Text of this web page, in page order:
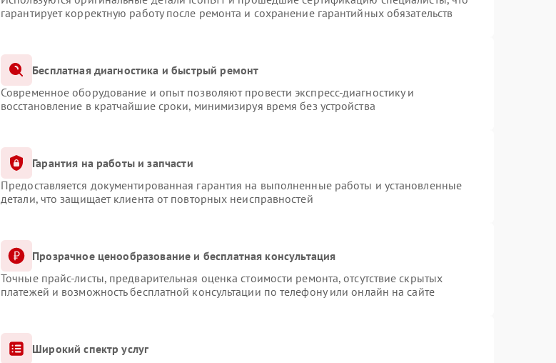
гарантирует корректную работу после ремонта и сохранение гарантийных обязательств
Бесплатная диагностика и быстрый ремонт
Современное оборудование и опыт позволяют провести экспресс-диагностику и
восстановление в кратчайшие сроки, минимизируя время без устройства
Гарантия на работы и запчасти
Предоставляется документированная гарантия на выполненные работы и установленные
детали, что защищает клиента от повторных неисправностей
Прозрачное ценообразование и бесплатная консультация
Точные прайс-листы, предварительная оценка стоимости ремонта, отсутствие скрытых
платежей и возможность бесплатной консультации по телефону или онлайн на сайте
Широкий спектр услуг